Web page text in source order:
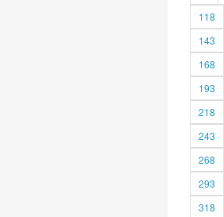
118
143
168
193
218
243
268
293
318